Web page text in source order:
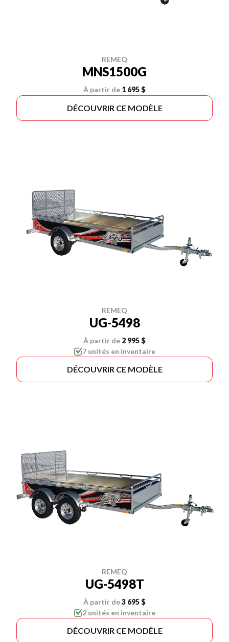
REMEQ
MNS1500G
À partir de 1 695 $
DÉCOUVRIR CE MODÈLE
REMEQ
UG-5498
À partir de 2 995 $
7 unités en inventaire
DÉCOUVRIR CE MODÈLE
REMEQ
UG-5498T
À partir de3 695 $
2 unités en inventaire
DÉCOUVRIR CE MODÈLE